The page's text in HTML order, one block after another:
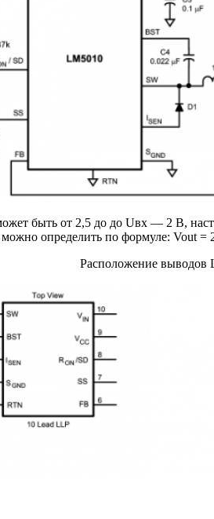
быть от 2,5 до до Uвх — 2 В,
определить по формуле: Vout =
Расположение выводов